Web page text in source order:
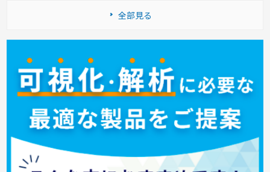
全部見る